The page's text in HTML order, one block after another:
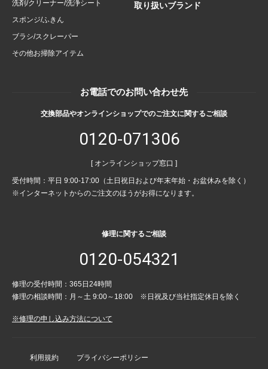
洗剤/クリーナー/洗浄シート
スポンジ/ふきん
ブラシ/スクレーパー
その他お掃除アイテム
取り扱いブランド
お電話でのお問い合わせ先
交換部品やオンラインショップでのご注文に関するご相談
0120-071306
[ オンラインショップ窓口 ]
受付時間：平日 9:00-17:00（土日祝日および年末年始・お盆休みを除く）
※インターネットからのご注文のほうがお得になります。
修理に関するご相談
0120-054321
修理の受付時間：365日24時間
修理の相談時間：月～土 9:00～18:00 ※日祝及び当社指定休日を除く
※修理の申し込み方法について
利用規約 プライバシーポリシー